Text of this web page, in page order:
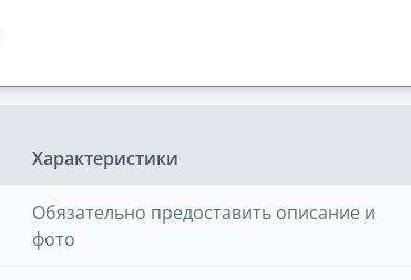
Характеристики
Обязательно предоставить описание и
фото